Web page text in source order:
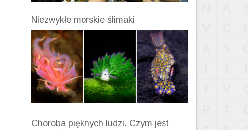
Niezwykłe morskie ślimaki
Choroba pięknych ludzi. Czym jest